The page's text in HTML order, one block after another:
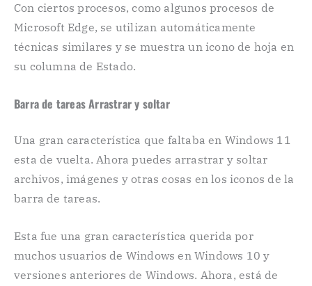
Con ciertos procesos, como algunos procesos de
Microsoft Edge, se utilizan automáticamente
técnicas similares y se muestra un icono de hoja en
su columna de Estado.
Barra de tareas Arrastrar y soltar
Una gran característica que faltaba en Windows 11
esta de vuelta. Ahora puedes arrastrar y soltar
archivos, imágenes y otras cosas en los iconos de la
barra de tareas.
Esta fue una gran característica querida por
muchos usuarios de Windows en Windows 10 y
versiones anteriores de Windows. Ahora, está de